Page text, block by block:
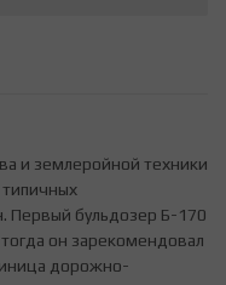
и землеройной техники
типичных
Первый бульдозер Б-170
он зарекомендовал
дорожно-